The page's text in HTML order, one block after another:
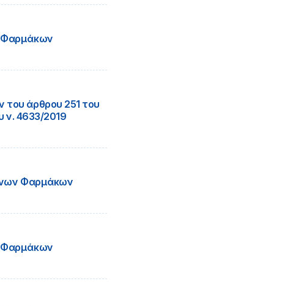
Φαρμάκων
άρθρου 251 του
ν. 4633/2019
Φαρμάκων
Φαρμάκων